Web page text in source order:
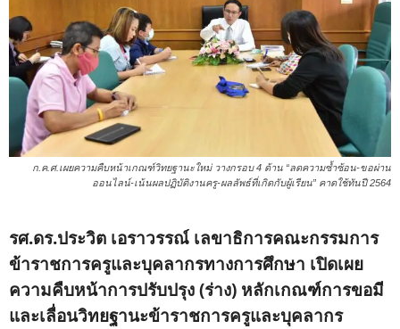
ก.ค.ศ.เผยความคืบหน้าเกณฑ์วิทยฐานะใหม่ วางกรอบ 4 ด้าน “ลดความซ้ำซ้อน-ขอผ่าน
ออนไลน์-เน้นผลปฏิบัติงานครู-ผลลัพธ์ที่เกิดกับผู้เรียน” คาดใช้ทันปี 2564
รศ.ดร.ประวิต เอราวรรณ์ เลขาธิการคณะกรรมการ
ข้าราชการครูและบุคลากรทางการศึกษา เปิดเผย
ความคืบหน้าการปรับปรุง (ร่าง) หลักเกณฑ์การขอมี
และเลื่อนวิทยฐานะข้าราชการครูและบุคลากร